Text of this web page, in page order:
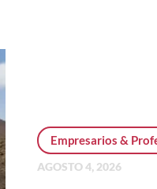
Empresarios &
AGOSTO 4, 2026